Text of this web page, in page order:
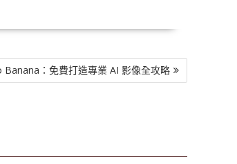
：免費打造專業 AI 影像全攻略